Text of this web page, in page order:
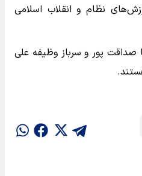
نظام و انقلاب اسلامی
پور و سرباز وظیفه علی